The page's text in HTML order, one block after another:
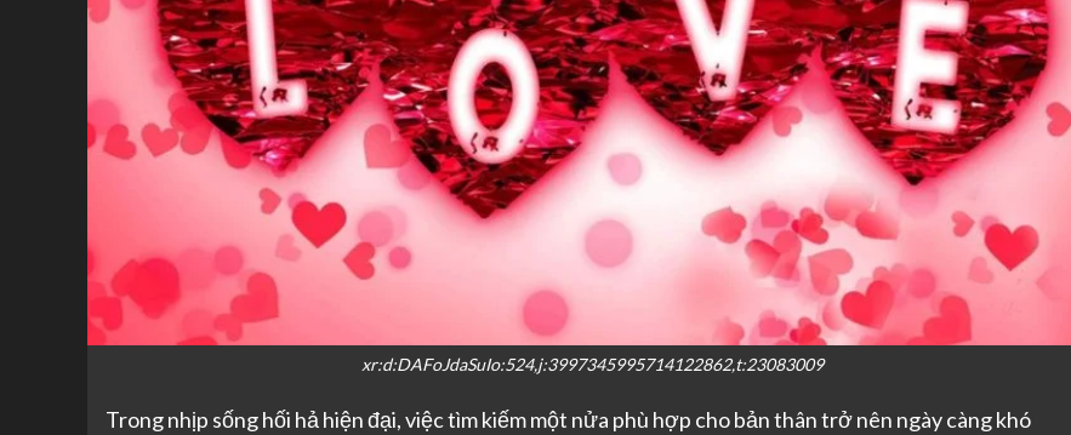
xr:d:DAFoJdaSuIo:524,j:3997345995714122862,t:23083009
Trong nhịp sống hối hả hiện đại, việc tìm kiếm một nửa phù hợp cho bản thân trở nên ngày càng khó